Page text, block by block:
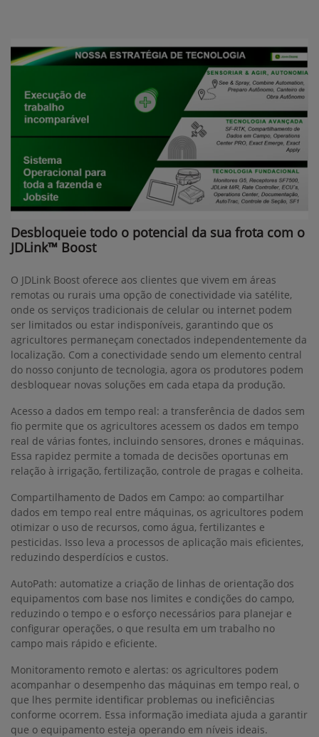
Desbloqueie todo o potencial da sua frota com o
JDLink™ Boost
O JDLink Boost oferece aos clientes que vivem em áreas
remotas ou rurais uma opção de conectividade via satélite,
onde os serviços tradicionais de celular ou internet podem
ser limitados ou estar indisponíveis, garantindo que os
agricultores permaneçam conectados independentemente da
localização. Com a conectividade sendo um elemento central
do nosso conjunto de tecnologia, agora os produtores podem
desbloquear novas soluções em cada etapa da produção.
Acesso a dados em tempo real: a transferência de dados sem
fio permite que os agricultores acessem os dados em tempo
real de várias fontes, incluindo sensores, drones e máquinas.
Essa rapidez permite a tomada de decisões oportunas em
relação à irrigação, fertilização, controle de pragas e colheita.
Compartilhamento de Dados em Campo: ao compartilhar
dados em tempo real entre máquinas, os agricultores podem
otimizar o uso de recursos, como água, fertilizantes e
pesticidas. Isso leva a processos de aplicação mais eficientes,
reduzindo desperdícios e custos.
AutoPath: automatize a criação de linhas de orientação dos
equipamentos com base nos limites e condições do campo,
reduzindo o tempo e o esforço necessários para planejar e
configurar operações, o que resulta em um trabalho no
campo mais rápido e eficiente.
Monitoramento remoto e alertas: os agricultores podem
acompanhar o desempenho das máquinas em tempo real, o
que lhes permite identificar problemas ou ineficiências
conforme ocorrem. Essa informação imediata ajuda a garantir
que o equipamento esteja operando em níveis ideais.